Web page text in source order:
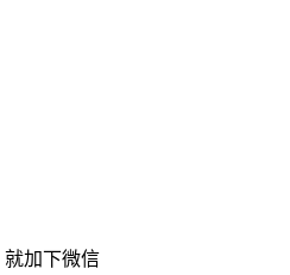
就加下微信